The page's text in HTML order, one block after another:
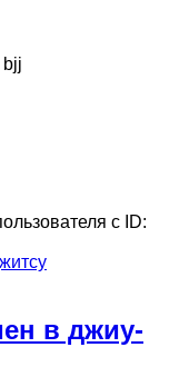
bjj
с ID:
в джиу-